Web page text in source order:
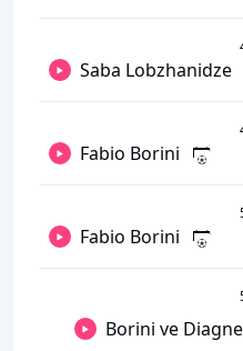
Saba Lobzhanidze
Fabio Borini
Fabio Borini
Borini ve